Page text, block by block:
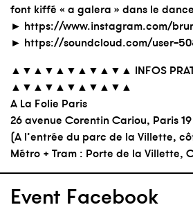
font kiffé « a galera » dans le
► https://www.instagram.com/
► https://soundcloud.com/user-
▲▼▲▼▲▼▲▼▲▼▲ INFOS
▲▼▲▼▲▼▲▼▲▼▲
A La Folie Paris
26 avenue Corentin Cariou, Paris 19
(A l’entrée du parc de la Villette,
Métro + Tram : Porte de la Villette,
Event Facebook